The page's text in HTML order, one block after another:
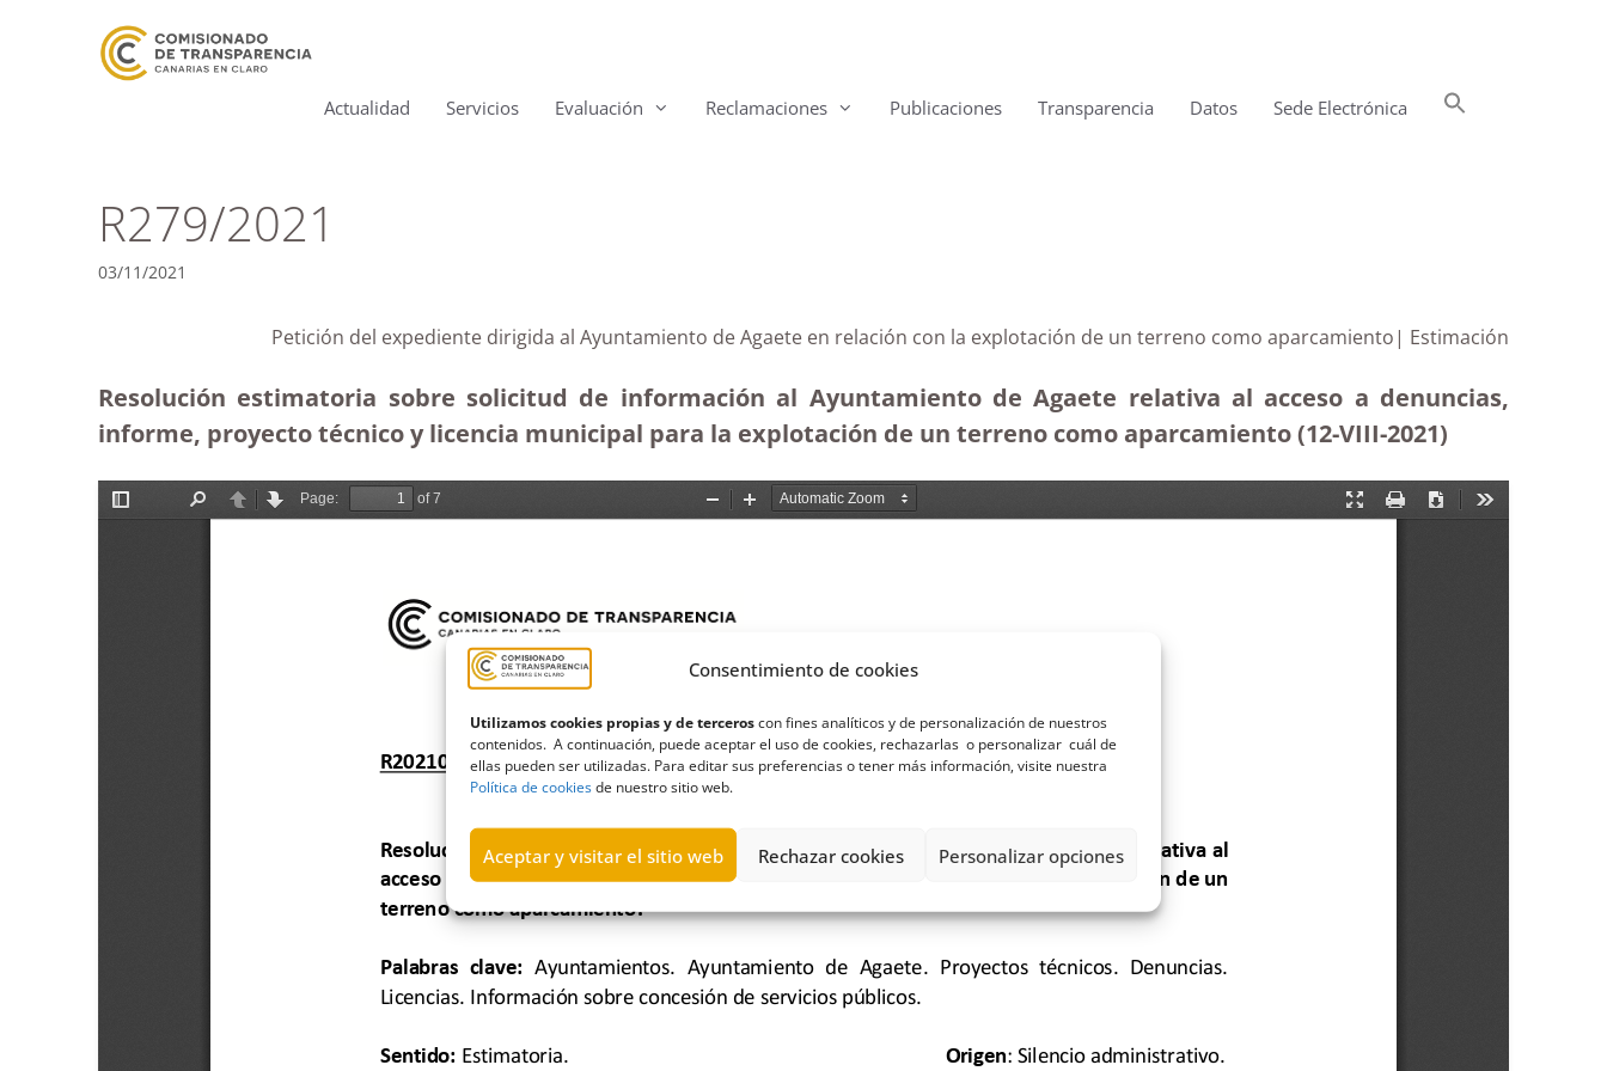
Consentimiento de cookies
Utilizamos cookies propias y de terceroscon fines analíticos y de personalización de nuestros
contenidos. A continuación, puede aceptar el uso de cookies, rechazarlas o personalizar cuál de
ellas pueden ser utilizadas. Para editar sus preferencias o tener más información, visite nuestra
Política de cookiesde nuestro sitio web.
Aceptar y visitar el sitio web Rechazar cookies Personalizar opciones
Actualidad Servicios Evaluación Reclamaciones Publicaciones Transparencia Datos Sede Electrónica
R279/2021
03/11/2021
Petición del expediente dirigida al Ayuntamiento de Agaete en relación con la explotación de un terreno como aparcamiento| Estimación
Resolución estimatoria sobre solicitud de información al Ayuntamiento de Agaete relativa al acceso a denuncias,
informe, proyecto técnico y licencia municipal para la explotación de un terreno como aparcamiento (12-VIII-2021)